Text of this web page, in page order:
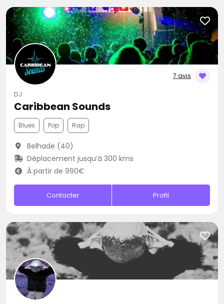
7 avis
DJ
Caribbean Sounds
Blues Pop Rap
Belhade (40)
Déplacement jusqu’à 300 kms
À partir de 990€
Contacter Profil